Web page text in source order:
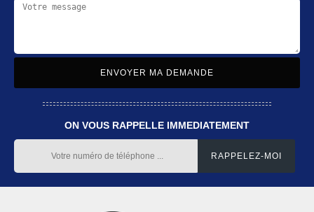
ON VOUS RAPPELLE IMMEDIATEMENT